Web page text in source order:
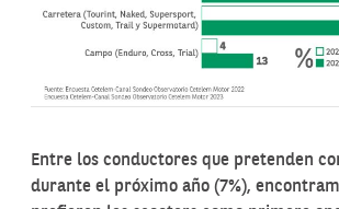
Entre los conductores que pretenden
durante el próximo año (7%),